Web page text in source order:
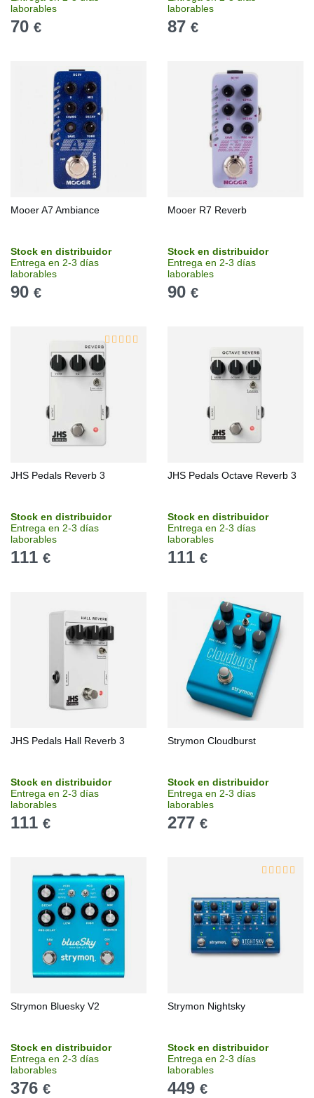
laborables
70 €
laborables
87 €
Mooer A7 Ambiance
Stock en distribuidor
Entrega en 2-3 días
laborables
90 €
Mooer R7 Reverb
Stock en distribuidor
Entrega en 2-3 días
laborables
90 €
JHS Pedals Reverb 3
Stock en distribuidor
Entrega en 2-3 días
laborables
111 €
JHS Pedals Octave Reverb 3
Stock en distribuidor
Entrega en 2-3 días
laborables
111 €
JHS Pedals Hall Reverb 3
Stock en distribuidor
Entrega en 2-3 días
laborables
111 €
Strymon Cloudburst
Stock en distribuidor
Entrega en 2-3 días
laborables
277 €
Strymon Bluesky V2
Stock en distribuidor
Entrega en 2-3 días
laborables
376 €
Strymon Nightsky
Stock en distribuidor
Entrega en 2-3 días
laborables
449 €